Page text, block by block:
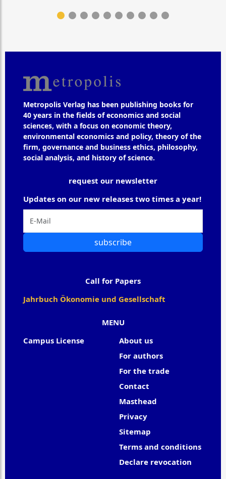
Metropolis Verlag has been publishing books for
40 years in the fields of economics and social
sciences, with a focus on economic theory,
environmental economics and policy, theory of the
firm, governance and business ethics, philosophy,
social analysis, and history of science.
MENU
Campus License
About us
For authors
For the trade
Contact
Masthead
Privacy
Sitemap
Terms and conditions
Declare revocation
request our newsletter
Updates on our new releases two times a year!
subscribe
Call for Papers
Jahrbuch Ökonomie und Gesellschaft